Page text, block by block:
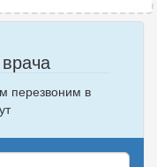
перезвоним в